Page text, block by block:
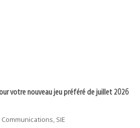
votre nouveau jeu préféré de juillet 2026
SIE